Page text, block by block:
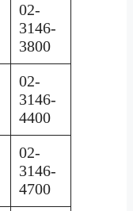
02-
3146-
3800
02-
3146-
4400
02-
3146-
4700